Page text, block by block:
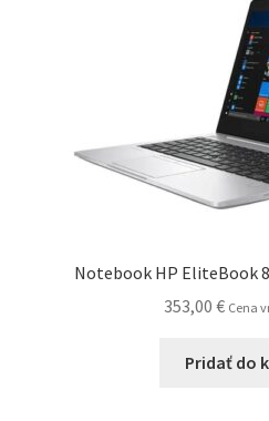
Notebook HP EliteBook
353,00 € Cena
Pridať do